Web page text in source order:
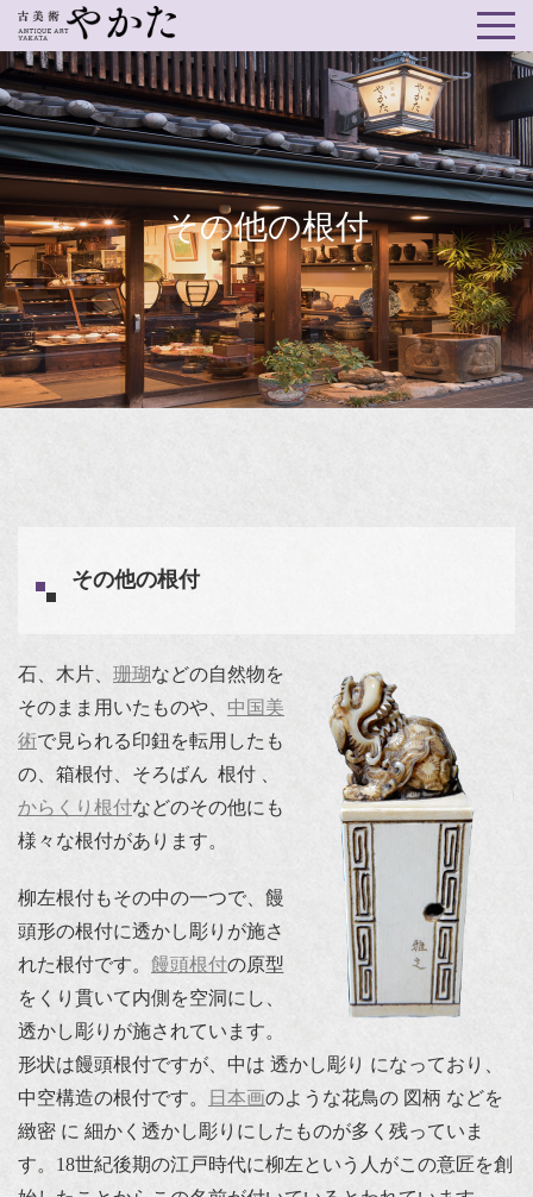
その他の根付
その他の根付
石、木片、 珊瑚などの自然物を
そのまま用いたものや、 中国美
術で見られる印鈕を転用したも
の、箱根付、そろばん 根付 、
からくり根付などのその他にも
様々な根付があります。
柳左根付もその中の一つで、饅
頭形の根付に透かし彫りが施さ
れた根付です。 饅頭根付の原型
をくり貫いて内側を空洞にし、
透かし彫りが施されています。
形状は饅頭根付ですが、中は 透かし彫り になっており、
中空構造の根付です。
日本画のような花鳥の 図柄 などを
緻密 に 細かく透かし彫りにしたものが多く残っていま
す。18世紀後期の江戸時代に柳左という人がこの意匠を創